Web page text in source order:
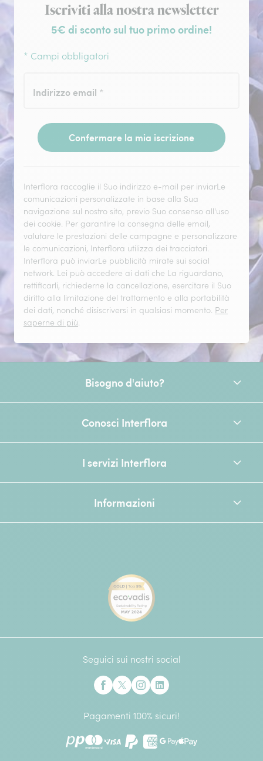
Iscrizione alla newsletter
Iscriviti alla nostra newsletter
5€ di sconto sul tuo primo ordine!
* Campi obbligatori
Indirizzo email *
Confermare la mia iscrizione
Interflora raccoglie il Suo indirizzo e-mail per inviarLe
comunicazioni personalizzate in base alla Sua
navigazione sul nostro sito, previo Suo consenso all'uso
dei cookie. Per garantire la consegna delle email,
valutare le prestazioni delle campagne e personalizzare
le comunicazioni, Interflora utilizza dei tracciatori.
Interflora può inviarLe pubblicità mirate sui social
network. Lei può accedere ai dati che La riguardano,
rettificarli, richiederne la cancellazione, esercitare il Suo
diritto alla limitazione del trattamento e alla portabilità
dei dati, nonché disiscriversi in qualsiasi momento. Per
saperne di più.
Bisogno d'aiuto?
Conosci Interflora
I servizi Interflora
Informazioni
Seguici sui nostri social
Pagamenti 100% sicuri!
PostePayMastercard PaypalAmerican Express
Google Pay
Apple Pay